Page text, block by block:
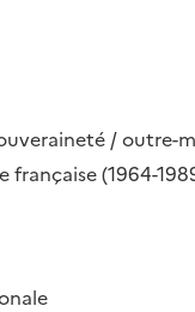
/ outre-
française (1964-